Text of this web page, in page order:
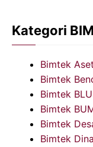
Kategori
Bimtek
Bimtek
Bimtek
Bimtek
Bimtek
Bimtek